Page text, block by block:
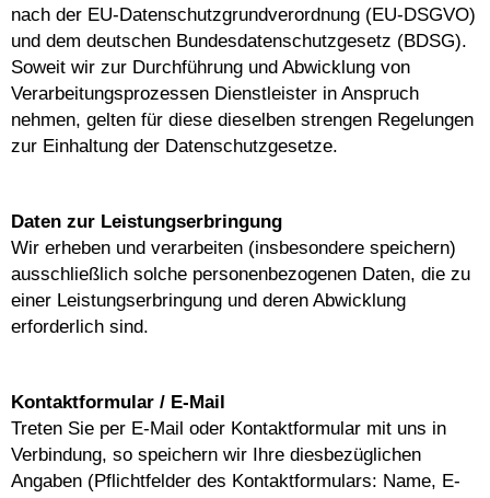
nach der EU-Datenschutzgrundverordnung (EU-DSGVO)
und dem deutschen Bundesdatenschutzgesetz (BDSG).
Soweit wir zur Durchführung und Abwicklung von
Verarbeitungsprozessen Dienstleister in Anspruch
nehmen, gelten für diese dieselben strengen Regelungen
zur Einhaltung der Datenschutzgesetze.
Daten zur Leistungserbringung
Wir erheben und verarbeiten (insbesondere speichern)
ausschließlich solche personenbezogenen Daten, die zu
einer Leistungserbringung und deren Abwicklung
erforderlich sind.
Kontaktformular / E-Mail
Treten Sie per E-Mail oder Kontaktformular mit uns in
Verbindung, so speichern wir Ihre diesbezüglichen
Angaben (Pflichtfelder des Kontaktformulars: Name, E-